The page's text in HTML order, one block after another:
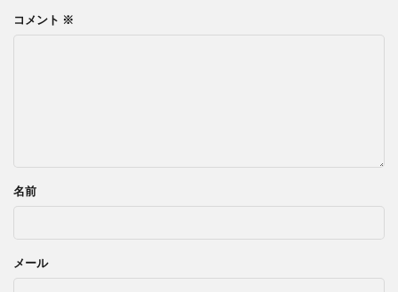
コメント ※
名前
メール